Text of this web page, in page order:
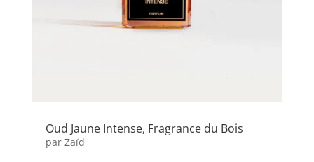
Oud Jaune Intense, Fragrance du Bois
par Zaïd